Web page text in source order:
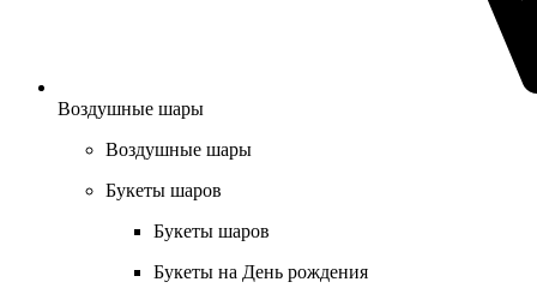
Воздушные шары
Воздушные шары
Букеты шаров
Букеты шаров
Букеты на День рождения